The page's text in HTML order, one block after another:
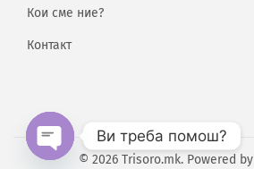
Кои сме ние?
Контакт
© 2026 Trisoro.mk. Powered by
Ви треба помош?